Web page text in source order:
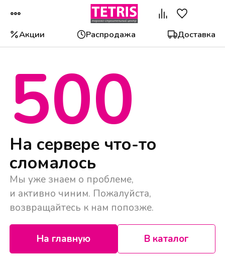
Акции Распродажа Доставка
500
На сервере что-то
сломалось
Мы уже знаем о проблеме,
и активно чиним. Пожалуйста,
возвращайтесь к нам попозже.
На главную В каталог